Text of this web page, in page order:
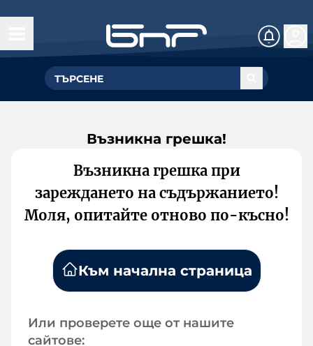
Възникна грешка!
Възникна грешка при
зареждането на съдържанието!
Моля, опитайте отново по-късно!
Към начална страница
Или проверете още от нашите
сайтове: